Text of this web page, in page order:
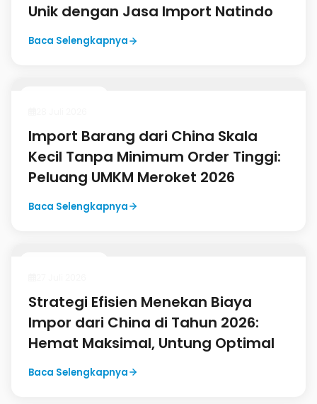
Pengiriman Cepat untuk
Kebutuhan Mendesak
Baca Selengkapnya
Panduan Import
29 Juli 2026